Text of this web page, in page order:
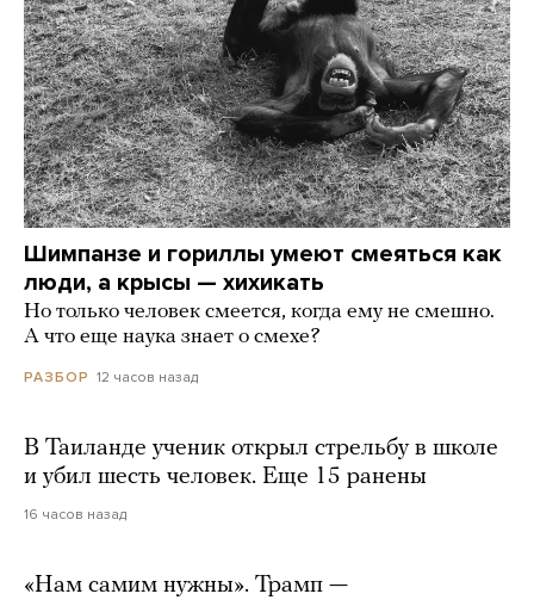
Шимпанзе и гориллы умеют смеяться как
люди, а крысы — хихикать
Но только человек смеется, когда ему не смешно.
А что еще наука знает о смехе?
РАЗБОР 12 часов назад
В Таиланде ученик открыл стрельбу в школе
и убил шесть человек. Еще 15 ранены
16 часов назад
«Нам самим нужны». Трамп —